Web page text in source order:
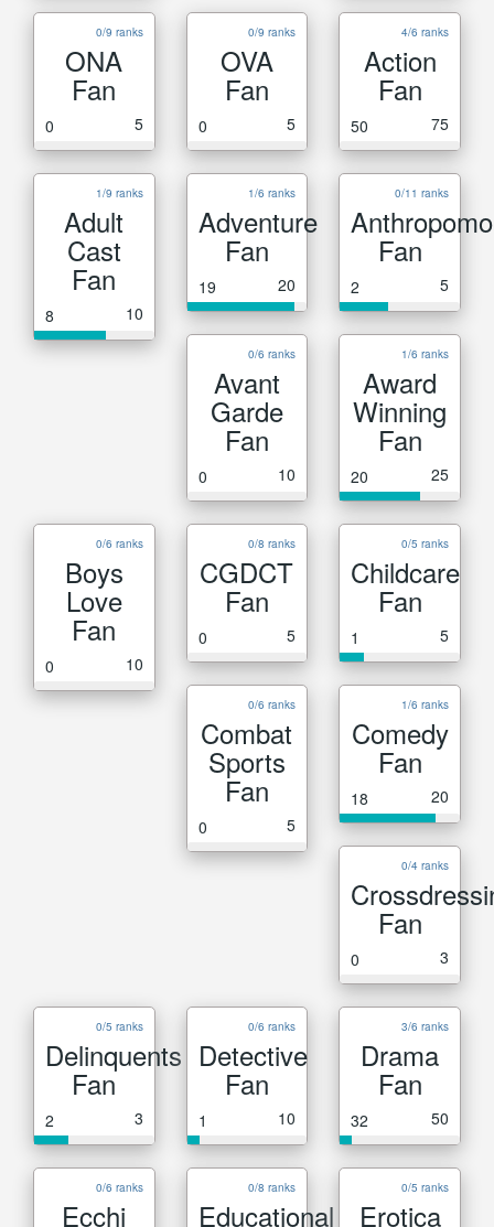
0/9 ranks
ONA
Fan
0 5
0/9 ranks
OVA
Fan
0 5
4/6 ranks
Action
Fan
50 75
1/9 ranks
Adult
Cast
Fan
8 10
1/6 ranks
Adventure
Fan
19 20
0/11 ranks
Fan
2 5
0/6 ranks
Avant
Garde
Fan
0 10
1/6 ranks
Award
Winning
Fan
20 25
0/6 ranks
Boys
Love
Fan
0 10
0/8 ranks
CGDCT
Fan
0 5
0/5 ranks
Childcare
Fan
1 5
0/6 ranks
Combat
Sports
Fan
0 5
1/6 ranks
Comedy
Fan
18 20
0/4 ranks
Fan
0 3
0/5 ranks
Delinquents
Fan
2 3
0/6 ranks
Detective
Fan
1 10
3/6 ranks
Drama
Fan
32 50
0/6 ranks
Ecchi
0/8 ranks
Educational
0/5 ranks
Erotica